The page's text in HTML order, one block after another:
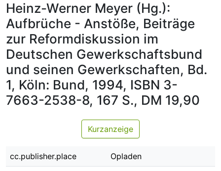
FAQ
Leitlinien
Zurück zur Startseite
Heinz-Werner Meyer (Hg.):
Aufbrüche - Anstöße, Beiträge
zur Reformdiskussion im
Deutschen Gewerkschaftsbund
und seinen Gewerkschaften, Bd.
1, Köln: Bund, 1994, ISBN 3-
7663-2538-8, 167 S., DM 19,90
Kurzanzeige
cc.publisher.place Opladen